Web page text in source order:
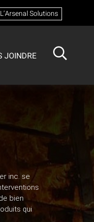
L’Arsenal Solutions
JOINDRE
respiratoires
inc. se
bien
qui